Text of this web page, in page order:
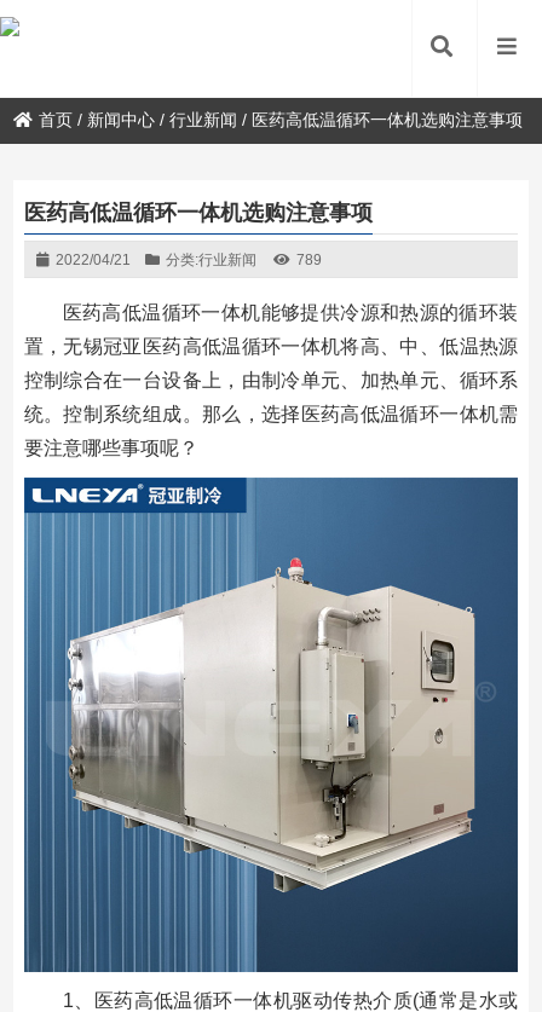
首页 / 新闻中心 /行业新闻 / 医药高低温循环一体机选购注意事项
医药高低温循环一体机选购注意事项
2022/04/21 分类:行业新闻 789
医药高低温循环一体机能够提供冷源和热源的循环装
置，无锡冠亚医药高低温循环一体机将高、中、低温热源
控制综合在一台设备上，由制冷单元、加热单元、循环系
统。控制系统组成。那么，选择医药高低温循环一体机需
要注意哪些事项呢？
1、医药高低温循环一体机驱动传热介质(通常是水或